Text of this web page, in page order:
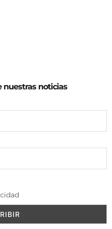
nuestras noticias